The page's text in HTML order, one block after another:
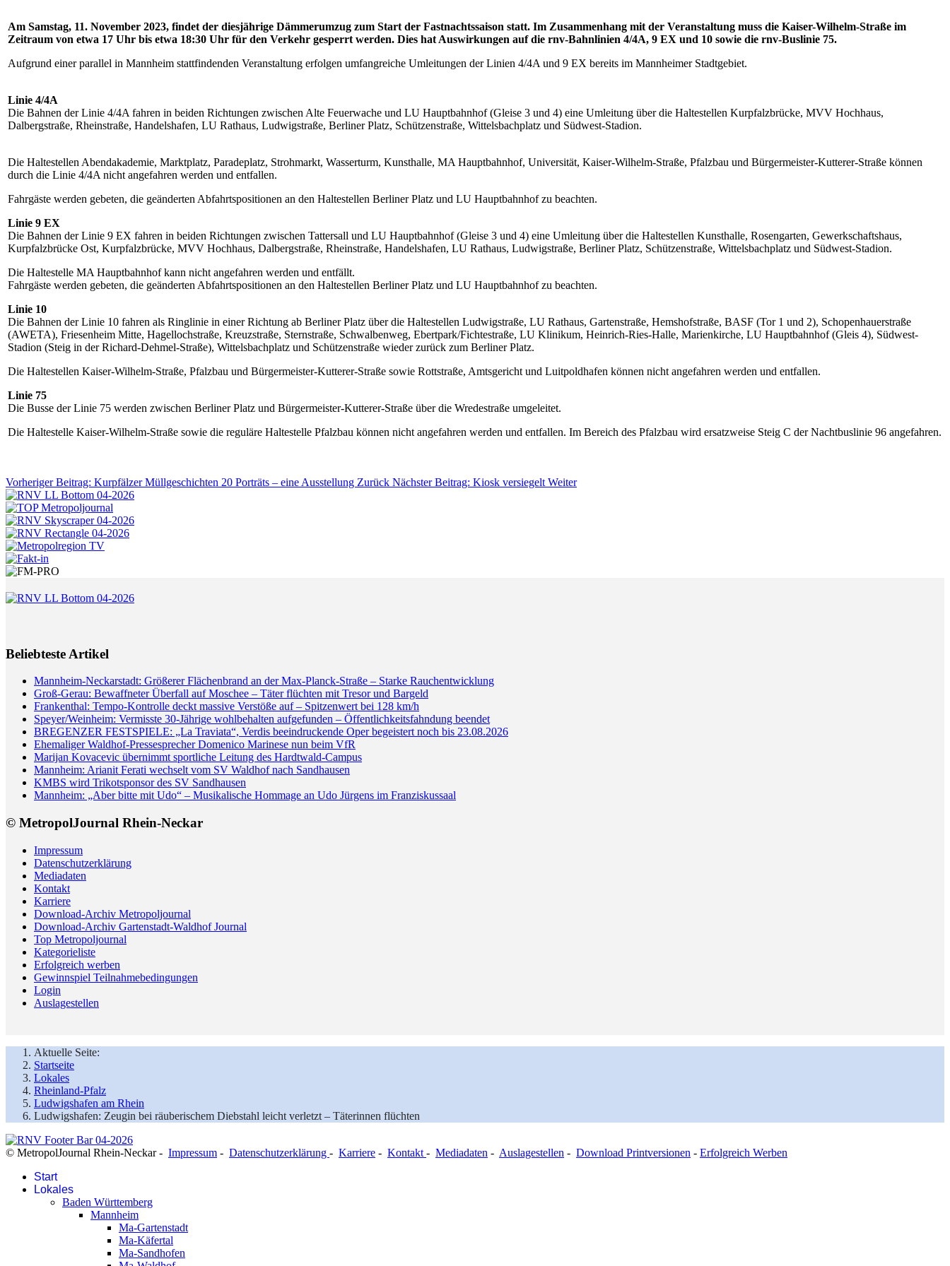
Am Samstag, 11. November 2023, findet der diesjährige Dämmerumzug zum Start der Fastnachtssaison statt. Im Zusammenhang mit der Veranstaltung muss die Kaiser-Wilhelm-Straße im
Zeitraum von etwa 17 Uhr bis etwa 18:30 Uhr für den Verkehr gesperrt werden. Dies hat Auswirkungen auf die rnv-Bahnlinien 4/4A, 9 EX und 10 sowie die rnv-Buslinie 75.
Aufgrund einer parallel in Mannheim stattfindenden Veranstaltung erfolgen umfangreiche Umleitungen der Linien 4/4A und 9 EX bereits im Mannheimer Stadtgebiet.
Linie 4/4A
Die Bahnen der Linie 4/4A fahren in beiden Richtungen zwischen Alte Feuerwache und LU Hauptbahnhof (Gleise 3 und 4) eine Umleitung über die Haltestellen Kurpfalzbrücke, MVV Hochhaus,
Dalbergstraße, Rheinstraße, Handelshafen, LU Rathaus, Ludwigstraße, Berliner Platz, Schützenstraße, Wittelsbachplatz und Südwest-Stadion.
Die Haltestellen Abendakademie, Marktplatz, Paradeplatz, Strohmarkt, Wasserturm, Kunsthalle, MA Hauptbahnhof, Universität, Kaiser-Wilhelm-Straße, Pfalzbau und Bürgermeister-Kutterer-Straße können
durch die Linie 4/4A nicht angefahren werden und entfallen.
Fahrgäste werden gebeten, die geänderten Abfahrtspositionen an den Haltestellen Berliner Platz und LU Hauptbahnhof zu beachten.
Linie 9 EX
Die Bahnen der Linie 9 EX fahren in beiden Richtungen zwischen Tattersall und LU Hauptbahnhof (Gleise 3 und 4) eine Umleitung über die Haltestellen Kunsthalle, Rosengarten, Gewerkschaftshaus,
Kurpfalzbrücke Ost, Kurpfalzbrücke, MVV Hochhaus, Dalbergstraße, Rheinstraße, Handelshafen, LU Rathaus, Ludwigstraße, Berliner Platz, Schützenstraße, Wittelsbachplatz und Südwest-Stadion.
Die Haltestelle MA Hauptbahnhof kann nicht angefahren werden und entfällt.
Fahrgäste werden gebeten, die geänderten Abfahrtspositionen an den Haltestellen Berliner Platz und LU Hauptbahnhof zu beachten.
Linie 10
Die Bahnen der Linie 10 fahren als Ringlinie in einer Richtung ab Berliner Platz über die Haltestellen Ludwigstraße, LU Rathaus, Gartenstraße, Hemshofstraße, BASF (Tor 1 und 2), Schopenhauerstraße
(AWETA), Friesenheim Mitte, Hagellochstraße, Kreuzstraße, Sternstraße, Schwalbenweg, Ebertpark/Fichtestraße, LU Klinikum, Heinrich-Ries-Halle, Marienkirche, LU Hauptbahnhof (Gleis 4), Südwest-
Stadion (Steig in der Richard-Dehmel-Straße), Wittelsbachplatz und Schützenstraße wieder zurück zum Berliner Platz.
Die Haltestellen Kaiser-Wilhelm-Straße, Pfalzbau und Bürgermeister-Kutterer-Straße sowie Rottstraße, Amtsgericht und Luitpoldhafen können nicht angefahren werden und entfallen.
Linie 75
Die Busse der Linie 75 werden zwischen Berliner Platz und Bürgermeister-Kutterer-Straße über die Wredestraße umgeleitet.
Die Haltestelle Kaiser-Wilhelm-Straße sowie die reguläre Haltestelle Pfalzbau können nicht angefahren werden und entfallen. Im Bereich des Pfalzbau wird ersatzweise Steig C der Nachtbuslinie 96 angefahren.
Vorheriger Beitrag: Kurpfälzer Müllgeschichten 20 Porträts – eine Ausstellung Zurück Nächster Beitrag: Kiosk versiegelt Weiter
Beliebteste Artikel
Mannheim-Neckarstadt: Größerer Flächenbrand an der Max-Planck-Straße – Starke Rauchentwicklung
Groß-Gerau: Bewaffneter Überfall auf Moschee – Täter flüchten mit Tresor und Bargeld
Frankenthal: Tempo-Kontrolle deckt massive Verstöße auf – Spitzenwert bei 128 km/h
Speyer/Weinheim: Vermisste 30-Jährige wohlbehalten aufgefunden – Öffentlichkeitsfahndung beendet
BREGENZER FESTSPIELE: „La Traviata“, Verdis beeindruckende Oper begeistert noch bis 23.08.2026
Ehemaliger Waldhof-Pressesprecher Domenico Marinese nun beim VfR
Marijan Kovacevic übernimmt sportliche Leitung des Hardtwald-Campus
Mannheim: Arianit Ferati wechselt vom SV Waldhof nach Sandhausen
KMBS wird Trikotsponsor des SV Sandhausen
Mannheim: „Aber bitte mit Udo“ – Musikalische Hommage an Udo Jürgens im Franziskussaal
© MetropolJournal Rhein-Neckar
Impressum
Datenschutzerklärung
Mediadaten
Kontakt
Karriere
Download-Archiv Metropoljournal
Download-Archiv Gartenstadt-Waldhof Journal
Top Metropoljournal
Kategorieliste
Erfolgreich werben
Gewinnspiel Teilnahmebedingungen
Login
Auslagestellen
Aktuelle Seite:
Startseite
Lokales
Rheinland-Pfalz
Ludwigshafen am Rhein
Ludwigshafen: Zeugin bei räuberischem Diebstahl leicht verletzt – Täterinnen flüchten
© MetropolJournal Rhein-Neckar - Impressum - Datenschutzerklärung - Karriere - Kontakt - Mediadaten - Auslagestellen - Download Printversionen - Erfolgreich Werben
Start
Lokales
Baden Württemberg
Mannheim
Ma-Gartenstadt
Ma-Käfertal
Ma-Sandhofen